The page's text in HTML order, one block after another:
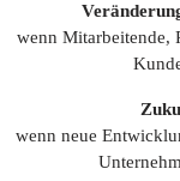
wenn Mitarbeitende,
wenn neue